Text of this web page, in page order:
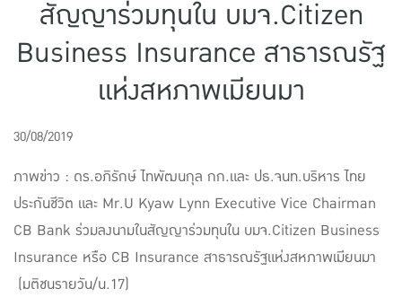
แบบประกันทั้งหมด
แบบประกันที่เหมาะกับช่วงอายุ
เปรียบเทียบแบบประกัน
เลือกแบบประกันที่เหมาะกับคุณ
TL Learning Center
สัญญาร่วมทุนใน บมจ.Citizen
Business Insurance สาธารณรัฐ
แห่งสหภาพเมียนมา
30/08/2019
ภาพข่าว : ดร.อภิรักษ์ ไทพัฒนกุล กก.และ ปธ.จนท.บริหาร ไทย
ประกันชีวิต และ Mr.U Kyaw Lynn Executive Vice Chairman
CB Bank ร่วมลงนามในสัญญาร่วมทุนใน บมจ.Citizen Business
Insurance หรือ CB Insurance สาธารณรัฐแห่งสหภาพเมียนมา
(มติชนรายวัน/น.17)